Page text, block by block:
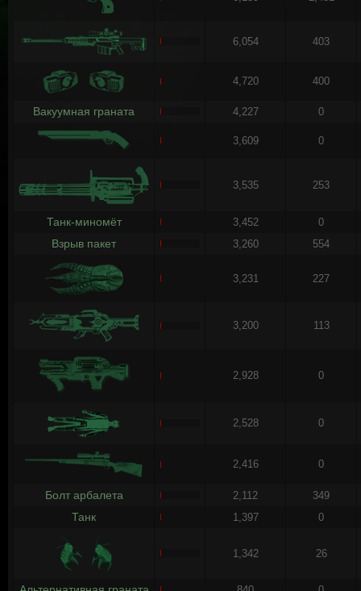
6,054 403
4,720 400
Вакуумная граната 4,227 0
3,609 0
3,535 253
Танк-миномёт 3,452 0
Взрыв пакет 3,260 554
3,231 227
3,200 113
2,928 0
2,528 0
2,416 0
Болт арбалета 2,112 349
Танк 1,397 0
1,342 26